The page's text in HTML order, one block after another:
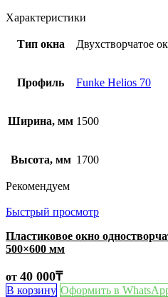
Характеристики
Тип окна Двухстворчатое
Профиль Funke Helios 70
Ширина, мм 1500
Высота, мм 1700
Рекомендуем
Быстрый просмотр
Пластиковое окно
500×600 мм
от 40 000₸
В корзину Оформить в